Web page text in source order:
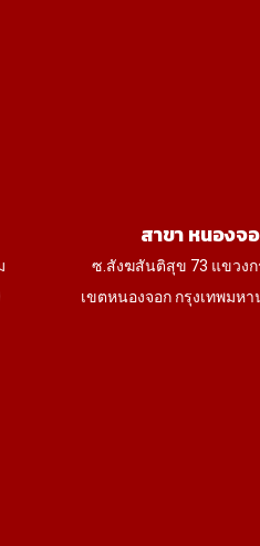
สาขา หนองจ
ซ.สังฆสันติสุข 73 แขวงก
เขตหนองจอก กรุงเทพมหา